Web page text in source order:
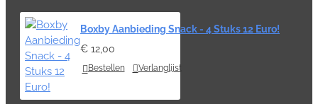
Boxby Aanbieding Snack - 4 Stuks 12 Euro!
€ 12,00
Bestellen Verlanglijst